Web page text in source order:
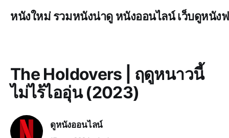
หนังใหม่ รวมหนังน่าดู หนังออนไลน์ เว็บดูหนัง
The Holdovers | ฤดูหนาวนี้
ไม่ไร้ไออุ่น (2023)
ดูหนังออนไลน์